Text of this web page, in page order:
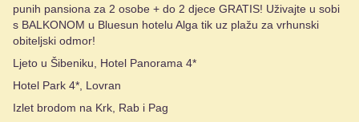
punih pansiona za 2 osobe + do 2 djece GRATIS! Uživajte u sobi
s BALKONOM u Bluesun hotelu Alga tik uz plažu za vrhunski
obiteljski odmor!
Ljeto u Šibeniku, Hotel Panorama 4*
Hotel Park 4*, Lovran
Izlet brodom na Krk, Rab i Pag